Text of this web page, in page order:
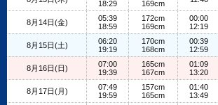
18:29
169cm
8月14日(金)
05:39
18:59
172cm
169cm
00:00
12:19
8月15日(土)
06:20
19:19
170cm
168cm
00:39
12:59
8月16日(日)
07:00
19:39
165cm
167cm
01:09
13:20
8月17日(月)
07:49
19:59
157cm
165cm
01:40
13:49